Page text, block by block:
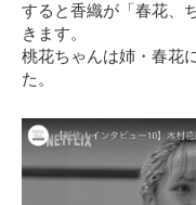
すると香織が 「春花、
きます。
桃花ちゃんは姉・春花
た。